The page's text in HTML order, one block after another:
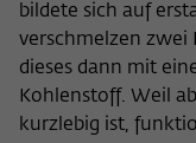
bildete sich auf
verschmelzen
dieses dann mit
Kohlenstoff. Weil
kurzlebig ist,